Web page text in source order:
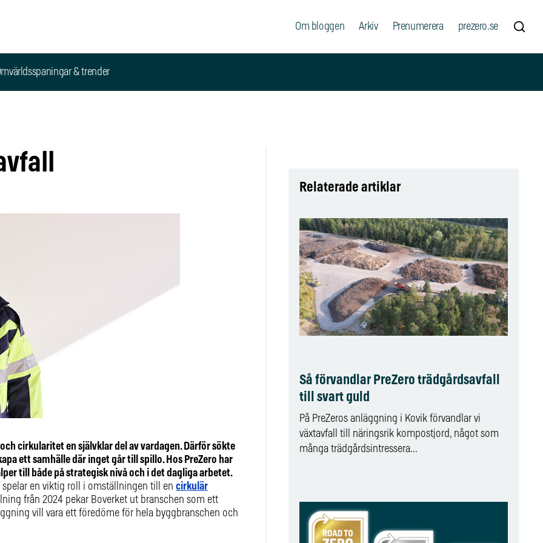
Om bloggen Arkiv Prenumerera prezero.se
& trender
cirkularitet en självklar del av vardagen. Därför sökte
ett samhälle där inget går till spillo. Hos PreZero har
till både på strategisk nivå och i det dagliga arbetet.
en viktig roll i omställningen till en cirkulär
från 2024 pekar Boverket ut branschen som ett
vill vara ett föredöme för hela byggbranschen och
Relaterade artiklar
Så förvandlar PreZero trädgårdsavfall
till svart guld
På PreZeros anläggning i Kovik förvandlar vi
växtavfall till näringsrik kompostjord, något som
många trädgårdsintressera...